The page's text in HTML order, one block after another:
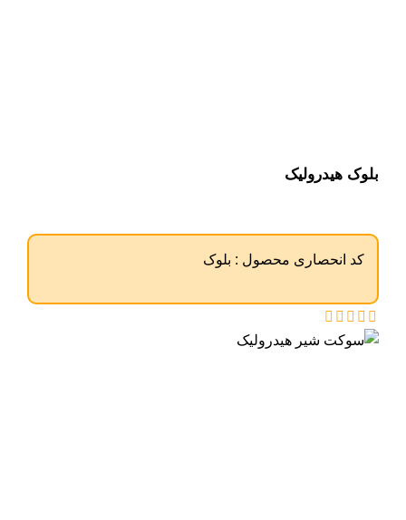
بلوک هیدرولیک
کد انحصاری محصول : بلوک